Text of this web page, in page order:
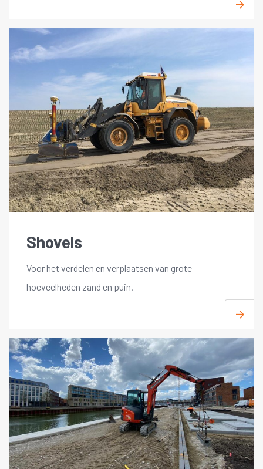
Shovels
Voor het verdelen en verplaatsen van grote
hoeveelheden zand en puin.